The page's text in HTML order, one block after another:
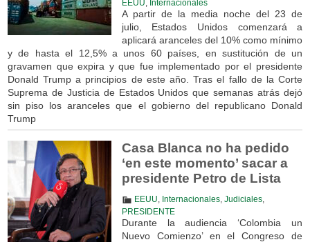
EEUU Internacionales
A partir de la media noche del 23 de
julio, Estados Unidos comenzará a
aplicará aranceles del 10% como mínimo
y de hasta el 12,5% a unos 60 países, en sustitución de un
gravamen que expira y que fue implementado por el presidente
Donald Trump a principios de este año. Tras el fallo de la Corte
Suprema de Justicia de Estados Unidos que semanas atrás dejó
sin piso los aranceles que el gobierno del republicano Donald
Trump
Casa Blanca no ha pedido
‘en este momento’ sacar a
presidente Petro de Lista
EEUU Internacionales, Judiciales,
PRESIDENTE
Durante la audiencia ‘Colombia un
Nuevo Comienzo’ en el Congreso de